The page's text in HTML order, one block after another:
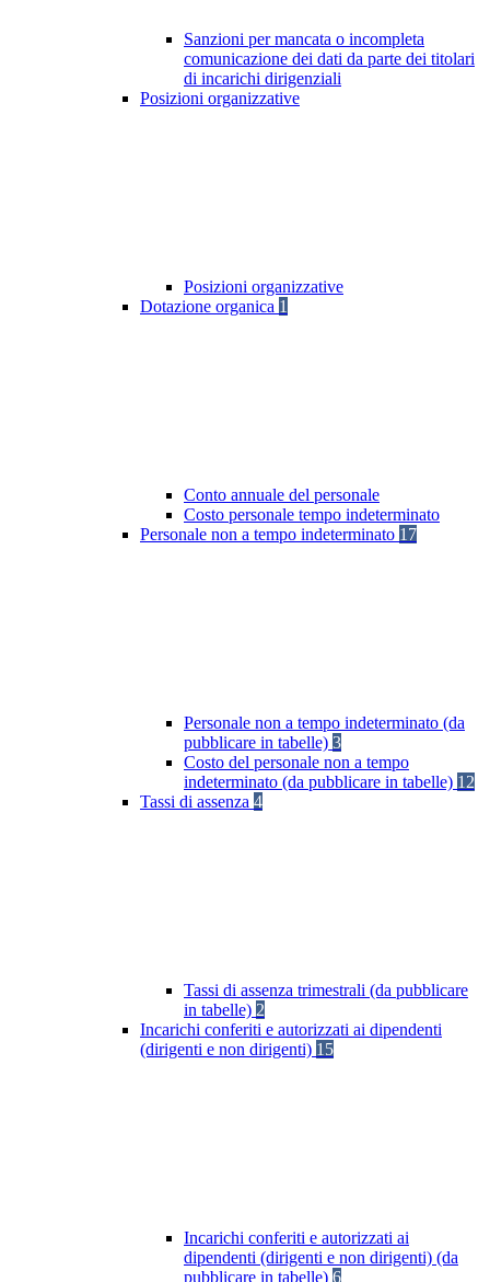
Sanzioni per mancata o incompleta
comunicazione dei dati da parte dei titolari
di incarichi dirigenziali
Posizioni organizzative
Posizioni organizzative
Dotazione organica 1
Conto annuale del personale
Costo personale tempo indeterminato
Personale non a tempo indeterminato 17
Personale non a tempo indeterminato (da
pubblicare in tabelle) 3
Costo del personale non a tempo
indeterminato (da pubblicare in tabelle) 12
Tassi di assenza 4
Tassi di assenza trimestrali (da pubblicare
in tabelle) 2
Incarichi conferiti e autorizzati ai dipendenti
(dirigenti e non dirigenti) 15
Incarichi conferiti e autorizzati ai
dipendenti (dirigenti e non dirigenti) (da
pubblicare in tabelle) 6